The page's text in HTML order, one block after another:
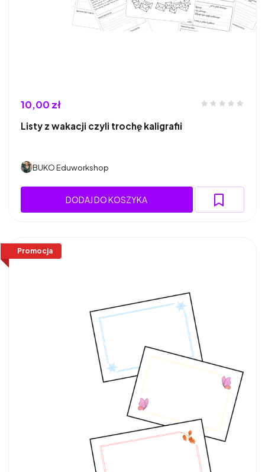
10,00 zł
Listy z wakacji czyli trochę kaligrafii
BUKO Eduworkshop
DODAJ DO KOSZYKA
Promocja